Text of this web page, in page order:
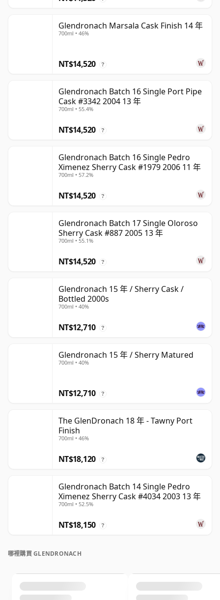
Glendronach Marsala Cask Finish 14 年
700ml • 46%
NT$14,520 ?
Glendronach Batch 16 Single Port Pipe
Cask #3342 2004 13 年
700ml • 55.4%
NT$14,520 ?
Glendronach Batch 16 Single Pedro
Ximenez Sherry Cask #1979 2006 11 年
700ml • 57.2%
NT$14,520 ?
Glendronach Batch 17 Single Oloroso
Sherry Cask #887 2005 13 年
700ml • 55.1%
NT$14,520 ?
Glendronach 15 年 / Sherry Cask /
Bottled 2000s
700ml • 40%
NT$12,710 ?
Glendronach 15 年 / Sherry Matured
700ml • 40%
NT$12,710 ?
The GlenDronach 18 年 - Tawny Port
Finish
700ml • 46%
NT$18,120 ?
Glendronach Batch 14 Single Pedro
Ximenez Sherry Cask #4034 2003 13 年
700ml • 52.5%
NT$18,150 ?
哪裡購買 GLENDRONACH